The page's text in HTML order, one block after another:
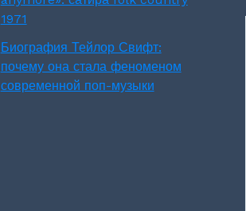
1971
Биография Тейлор Свифт:
почему она стала феноменом
современной поп-музыки